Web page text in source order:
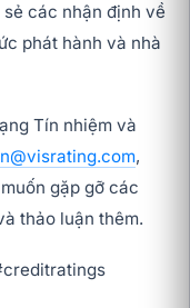
các nhận định về
phát hành và nhà
Tín nhiệm và
,
gặp gỡ các
thảo luận thêm.